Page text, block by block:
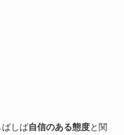
しば自信のある態度と関